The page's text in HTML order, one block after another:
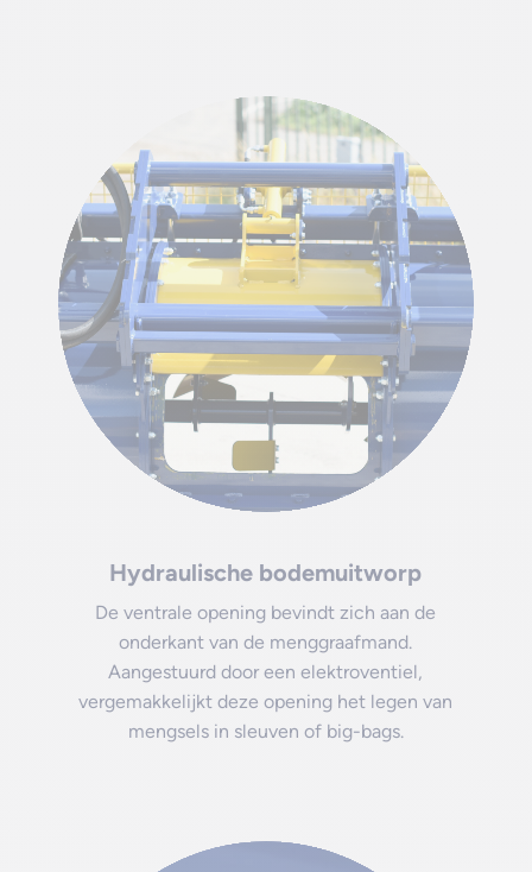
Hydraulische bodemuitworp
De ventrale opening bevindt zich aan de
onderkant van de menggraafmand.
Aangestuurd door een elektroventiel,
vergemakkelijkt deze opening het legen van
mengsels in sleuven of big-bags.